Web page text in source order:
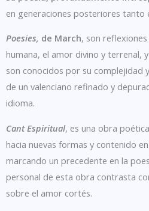
en generaciones posteriores tanto
Poesies, de March, son
humana, el amor divino y terrenal,
son conocidos por su complejidad
de un valenciano refinado y
idioma.
Cant Espiritual, es una obra
hacia nuevas formas y contenido
marcando un precedente en la
personal de esta obra contrasta
sobre el amor cortés.